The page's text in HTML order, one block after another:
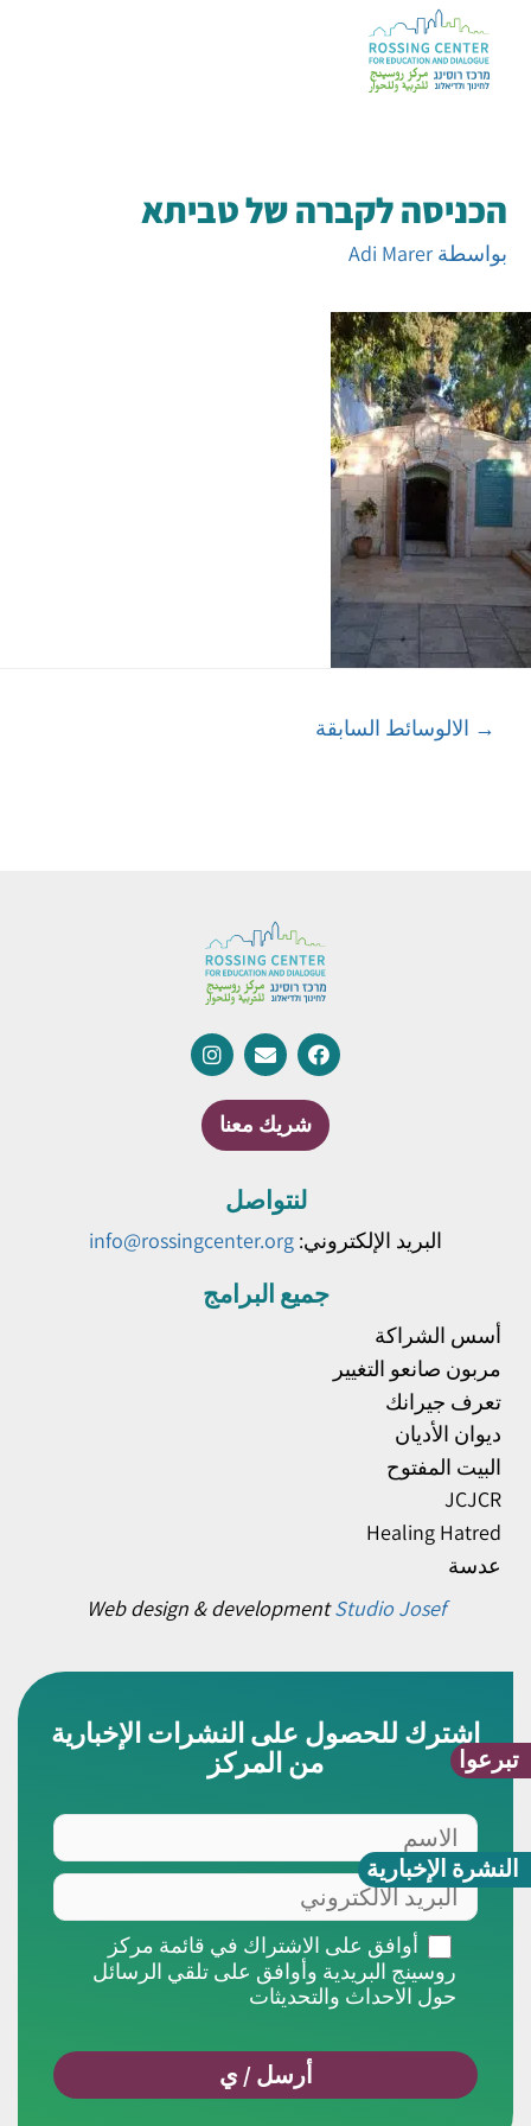
הכניסה לקברה של טביתא
بواسطة Adi Marer
→ الالوسائط السابقة
تبرعوا
النشرة الإخبارية
شريك معنا
لنتواصل
البريد الإلكتروني: info@rossingcenter.org
جميع البرامج
أسس الشراكة
مربون صانعو التغيير
تعرف جيرانك
ديوان الأديان
البيت المفتوح
JCJCR
Healing Hatred
عدسة
Web design & developmentStudio Josef
اشترك للحصول على النشرات الإخبارية
من المركز
الاسم
البريد
الالكتروني
أوافق
على
الاشتراك
مركز
روسينج
أوافق على الاشتراك في قائمة مركز
روسينج البريدية وأوافق على تلقي الرسائل
حول الاحداث والتحديثات